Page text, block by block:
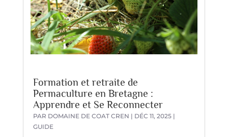
Formation et retraite de
Permaculture en Bretagne :
Apprendre et Se Reconnecter
PAR DOMAINE DE COAT CREN | DÉC 11, 2025|
GUIDE